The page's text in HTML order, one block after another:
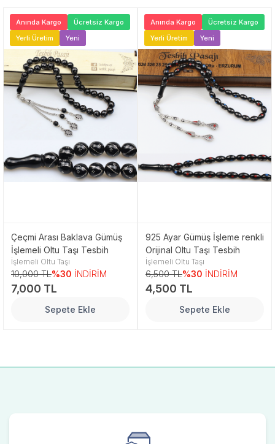
Anında Kargo
Ücretsiz Kargo
Yerli Üretim
Yeni
Çeçmi Arası Baklava Gümüş
İşlemeli Oltu Taşı Tesbih
İşlemeli Oltu Taşı
10,000 TL%30 İNDİRİM
7,000 TL
Sepete Ekle
Anında Kargo
Ücretsiz Kargo
Yerli Üretim
Yeni
925 Ayar Gümüş İşleme renkli
Orijinal Oltu Taşı Tesbih
İşlemeli Oltu Taşı
6,500 TL%30 İNDİRİM
4,500 TL
Sepete Ekle